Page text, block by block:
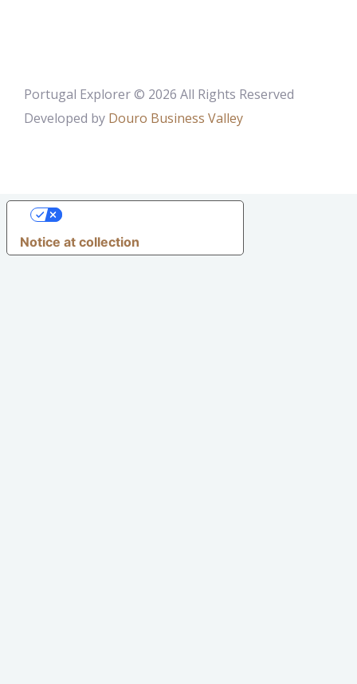
Portugal Explorer © 2026 All Rights Reserved
Developed by Douro Business Valley
Notice at collection
YOUR PRIVACY CHOICES